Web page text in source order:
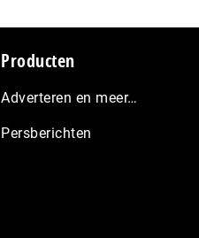
Producten
Adverteren en meer…
Persberichten